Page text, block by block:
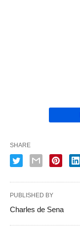
SHARE
PUBLISHED BY
Charles de Sena